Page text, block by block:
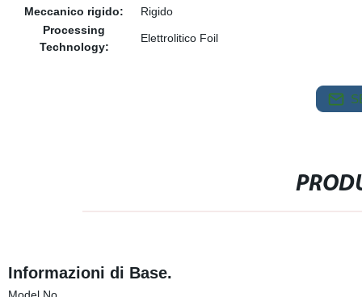
Meccanico rigido:
Rigido
Processing
Technology:
Elettrolitico Foil
Informazioni di Base.